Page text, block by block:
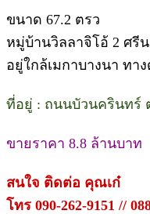
ขนาด 67.2 ตรว
หมู่บ้านวิลลาจิโอ้ 2 ศรี
อยู่ใกล้เมกาบางนา ทา
ที่อยู่ : ถนนบัวนครินทร์
ขายราคา 8.8 ล้านบาท
สนใจ ติดต่อ คุณเก๋
โทร 090-262-9151 //